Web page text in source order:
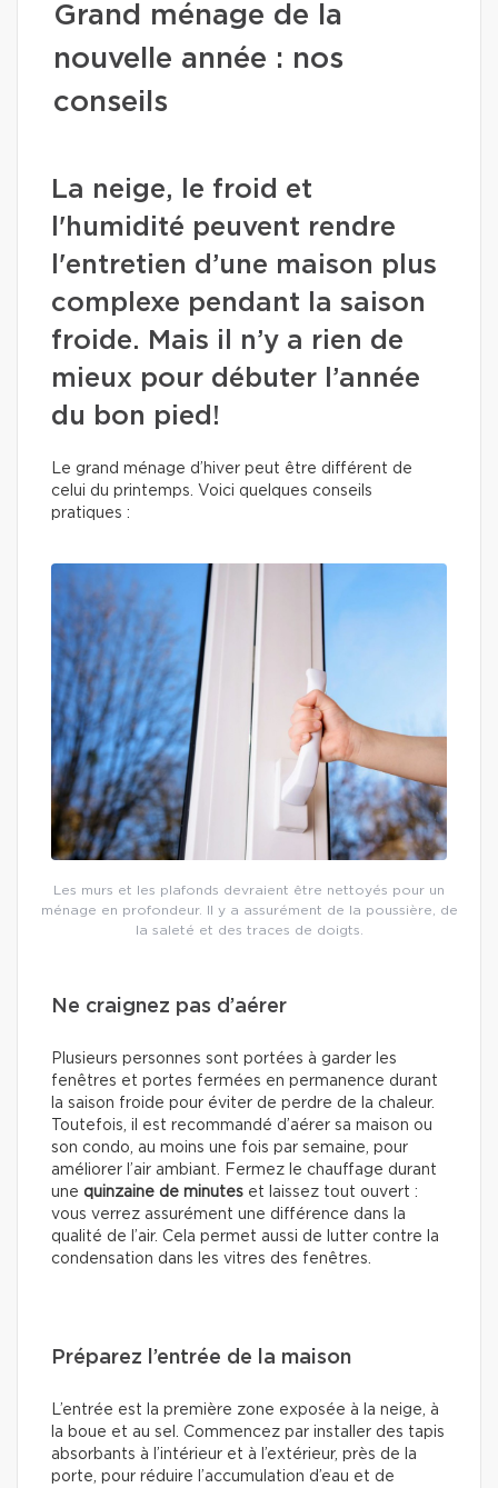
Grand ménage de la
nouvelle année : nos
conseils
La neige, le froid et
l'humidité peuvent rendre
l'entretien d’une maison plus
complexe pendant la saison
froide. Mais il n’y a rien de
mieux pour débuter l’année
du bon pied!
Le grand ménage d’hiver peut être différent de
celui du printemps. Voici quelques conseils
pratiques :
Les murs et les plafonds devraient être nettoyés pour un
ménage en profondeur. Il y a assurément de la poussière, de
la saleté et des traces de doigts.
Ne craignez pas d’aérer
Plusieurs personnes sont portées à garder les
fenêtres et portes fermées en permanence durant
la saison froide pour éviter de perdre de la chaleur.
Toutefois, il est recommandé d’aérer sa maison ou
son condo, au moins une fois par semaine, pour
améliorer l’air ambiant. Fermez le chauffage durant
une quinzaine de minutes et laissez tout ouvert :
vous verrez assurément une différence dans la
qualité de l’air. Cela permet aussi de lutter contre la
condensation dans les vitres des fenêtres.
Préparez l’entrée de la maison
L’entrée est la première zone exposée à la neige, à
la boue et au sel. Commencez par installer des tapis
absorbants à l’intérieur et à l’extérieur, près de la
porte, pour réduire l’accumulation d’eau et de